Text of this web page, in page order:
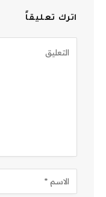
اترك تعليقاً